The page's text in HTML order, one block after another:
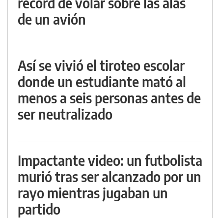
de un avión
Así se vivió el tiroteo escolar
donde un estudiante mató al
menos a seis personas antes de
ser neutralizado
Impactante video: un futbolista
murió tras ser alcanzado por un
rayo mientras jugaban un
partido